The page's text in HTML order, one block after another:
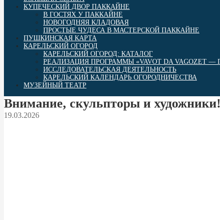
КУПЕЧЕСКИЙ ДВОР ПАККАЙНЕ
В ГОСТЯХ У ПАККАЙНЕ
НОВОГОДНЯЯ КЛАДОВАЯ
ПРОСТЫЕ ЧУДЕСА В МАСТЕРСКОЙ ПАККАЙНЕ
ПУШКИНСКАЯ КАРТА
КАРЕЛЬСКИЙ ОГОРОД
КАРЕЛЬСКИЙ ОГОРОД: КАТАЛОГ
РЕАЛИЗАЦИЯ ПРОГРАММЫ «VAVOT DA VAGOZET —
ИССЛЕДОВАТЕЛЬСКАЯ ДЕЯТЕЛЬНОСТЬ
КАРЕЛЬСКИЙ КАЛЕНДАРЬ ОГОРОДНИЧЕСТВА
МУЗЕЙНЫЙ ТЕАТР
Внимание, скульпторы и художники! ‍‍
19.03.2026